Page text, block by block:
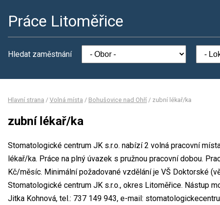
Práce Litoměřice
Hledat zaměstnání
Hlavní strana / Volná místa / Bohušovice nad Ohří / zubní lékař/ka
zubní lékař/ka
Stomatologické centrum JK s.r.o. nabízí 2 volná pracovní
lékař/ka. Práce na plný úvazek s pružnou pracovní dobou.
Kč/měsíc. Minimální požadované vzdělání je VŠ Doktorské
Stomatologické centrum JK s.r.o., okres Litoměřice. Nástup
Jitka Kohnová, tel.: 737 149 943, e-mail: